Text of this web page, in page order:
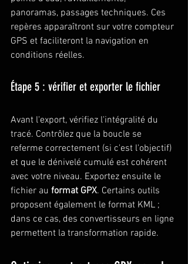
panoramas, passages techniques. Ces
repères apparaîtront sur votre compteur
GPS et faciliteront la navigation en
conditions réelles.
Étape 5 : vérifier et exporter le fichier
Avant l'export, vérifiez l'intégralité du
tracé. Contrôlez que la boucle se
referme correctement (si c'est l'objectif)
et que le dénivelé cumulé est cohérent
avec votre niveau. Exportez ensuite le
fichier au format GPX. Certains outils
proposent également le format KML ;
dans ce cas, des convertisseurs en ligne
permettent la transformation rapide.